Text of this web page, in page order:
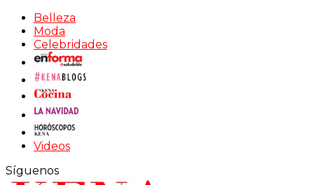
Belleza
Moda
Celebridades
Videos
Síguenos